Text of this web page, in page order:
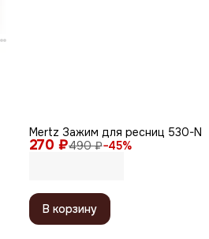
270 ₽490 ₽−45%
Mertz Зажим для ресниц 530-N
В корзину